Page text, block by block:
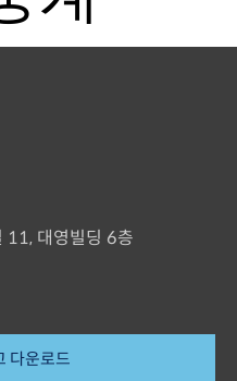
11, 대영빌딩 6층
다운로드